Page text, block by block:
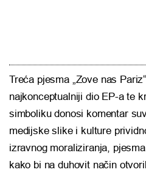
Treća pjesma „Zove nas
najkonceptualniji dio EP-a te
simboliku donosi komentar
medijske slike i kulture
izravnog moraliziranja,
kako bi na duhovit način